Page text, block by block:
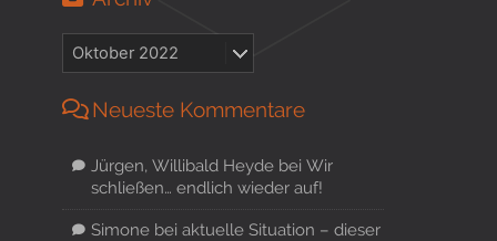
Neueste Kommentare
Jürgen, Willibald Heydebei Wir
schließen… endlich wieder auf!
Simonebei aktuelle Situation – dieser